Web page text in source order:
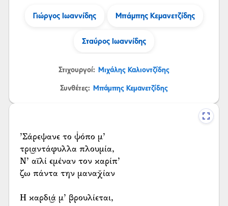
Γιώργος Ιωαννίδης Μπάμπης Κεμανετζίδης
Σταύρος Ιωαννίδης
Στιχουργοί: Μιχάλης Καλιοντζίδης
Συνθέτες: Μπάμπης Κεμανετζίδης
’Σάρεψανε το ψ̌όπο μ’
τρι͜αντάφυλλα πλουμία,
Ν’ αϊλί εμέναν τον καρίπ’
ζω πάντα την μαναχ̌ίαν
Η καρδι͜ά μ’ βρουλίεται,